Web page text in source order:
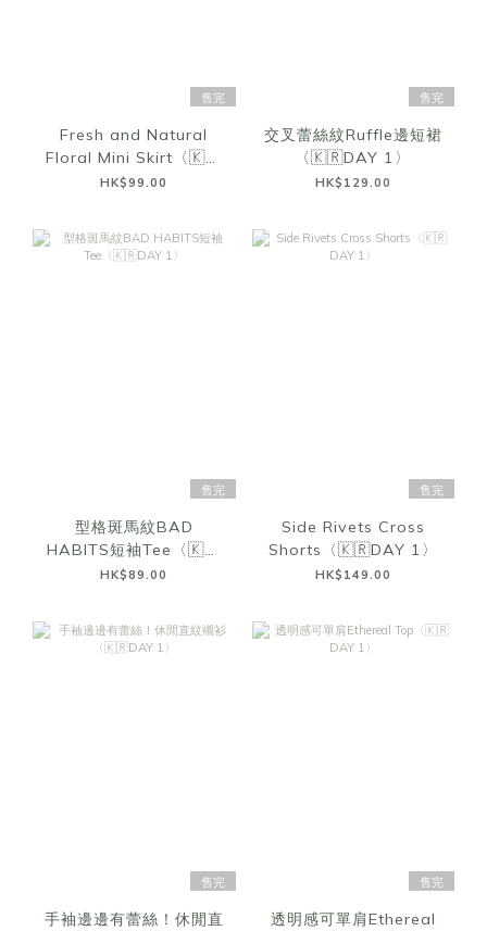
售完
Fresh and Natural
Floral Mini Skirt〈🇰🇷
DAY 1〉
HK$99.00
售完
交叉蕾絲紋Ruffle邊短裙
〈🇰🇷DAY 1〉
HK$129.00
售完
型格斑馬紋BAD
HABITS短袖Tee〈🇰🇷
DAY 1〉
HK$89.00
售完
Side Rivets Cross
Shorts〈🇰🇷DAY 1〉
HK$149.00
售完
手袖邊邊有蕾絲！休閒直
售完
透明感可單肩Ethereal